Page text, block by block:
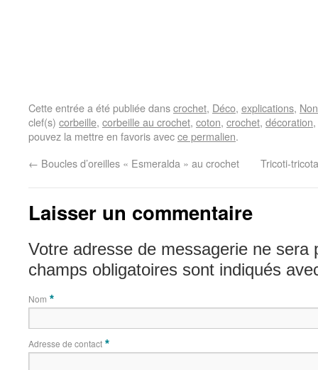
Cette entrée a été publiée danscrochet, Déco, explications,
clef(s) corbeille, corbeille au crochet, coton, crochet, décoration,
pouvez la mettre en favoris avecce permalien.
← Boucles d’oreilles « Esmeralda » au crochet Tricoti-
Laisser un commentaire
Votre adresse de messagerie ne sera
champs obligatoires sont indiqués
Nom *
Adresse de contact *